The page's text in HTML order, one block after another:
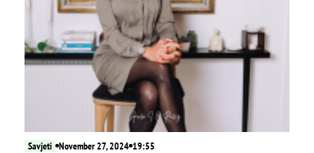
Savjeti November 27, 2024 19:55